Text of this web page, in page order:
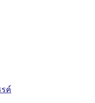
ค์